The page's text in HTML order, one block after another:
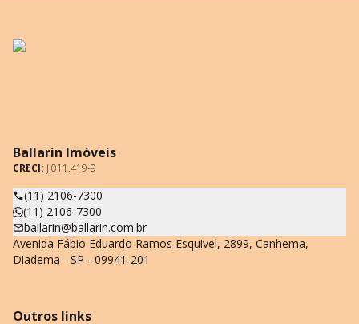
Ballarin Imóveis
CRECI: J 011.419-9
(11) 2106-7300
(11) 2106-7300
ballarin@ballarin.com.br
Avenida Fábio Eduardo Ramos Esquivel, 2899, Canhema,
Diadema - SP - 09941-201
Outros links